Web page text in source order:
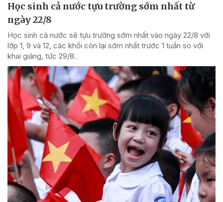
Học sinh cả nước tựu trường sớm nhất từ
ngày 22/8
Học sinh cả nước sẽ tựu trường sớm nhất vào ngày 22/8 với
lớp 1, 9 và 12, các khối còn lại sớm nhất trước 1 tuần so với
khai giảng, tức 29/8.